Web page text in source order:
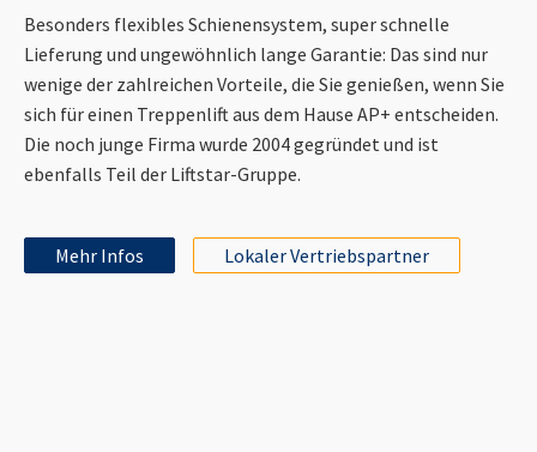
Besonders flexibles Schienensystem, super schnelle
Lieferung und ungewöhnlich lange Garantie: Das sind nur
wenige der zahlreichen Vorteile, die Sie genießen, wenn Sie
sich für einen Treppenlift aus dem Hause AP+ entscheiden.
Die noch junge Firma wurde 2004 gegründet und ist
ebenfalls Teil der Liftstar-Gruppe.
Mehr Infos Lokaler Vertriebspartner